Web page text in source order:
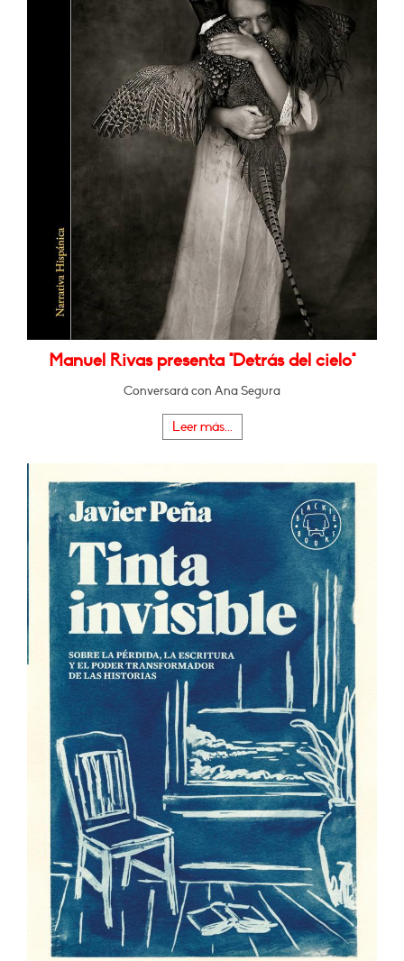
Manuel Rivas presenta "Detrás del cielo"
Conversará con Ana Segura
Leer más...